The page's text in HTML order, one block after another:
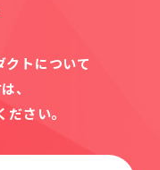
トについて
、
さい。